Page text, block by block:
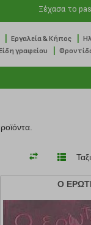
Ξέχασα το
Εργαλεία & Κήπος
γραφείου
Ο